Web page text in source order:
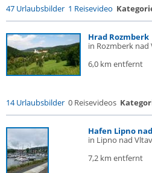
47 Urlaubsbilder 1 Reisevideo
Hrad Rozmberk
in Rozmberk nad
6,0 km entfernt
14 Urlaubsbilder 0 Reisevideos
Hafen Lipno
in Lipno nad
7,2 km entfernt